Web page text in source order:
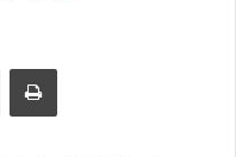
Share via Email Print